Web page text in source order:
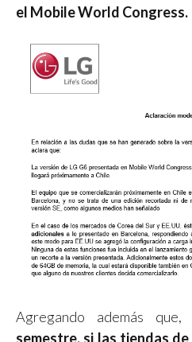
el Mobile World Congress.
Agregando además que,
semestre, si las tiendas de